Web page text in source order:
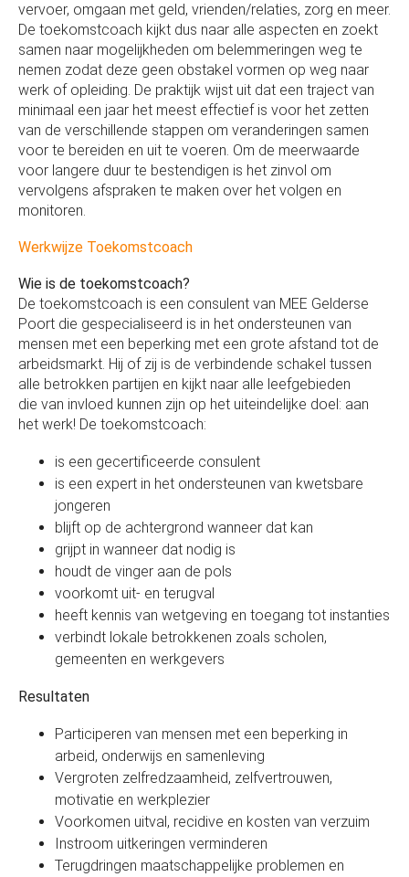
vervoer, omgaan met geld, vrienden/relaties, zorg en meer.
De toekomstcoach kijkt dus naar alle aspecten en zoekt
samen naar mogelijkheden om belemmeringen weg te
nemen zodat deze geen obstakel vormen op weg naar
werk of opleiding. De praktijk wijst uit dat een traject van
minimaal een jaar het meest effectief is voor het zetten
van de verschillende stappen om veranderingen samen
voor te bereiden en uit te voeren. Om de meerwaarde
voor langere duur te bestendigen is het zinvol om
vervolgens afspraken te maken over het volgen en
monitoren.
Werkwijze Toekomstcoach
Wie is de toekomstcoach?
De toekomstcoach is een consulent van MEE Gelderse
Poort die gespecialiseerd is in het ondersteunen van
mensen met een beperking met een grote afstand tot de
arbeidsmarkt. Hij of zij is de verbindende schakel tussen
alle betrokken partijen en kijkt naar alle leefgebieden
die van invloed kunnen zijn op het uiteindelijke doel: aan
het werk! De toekomstcoach:
is een gecertificeerde consulent
is een expert in het ondersteunen van kwetsbare
jongeren
blijft op de achtergrond wanneer dat kan
grijpt in wanneer dat nodig is
houdt de vinger aan de pols
voorkomt uit- en terugval
heeft kennis van wetgeving en toegang tot instanties
verbindt lokale betrokkenen zoals scholen,
gemeenten en werkgevers
Resultaten
Participeren van mensen met een beperking in
arbeid, onderwijs en samenleving
Vergroten zelfredzaamheid, zelfvertrouwen,
motivatie en werkplezier
Voorkomen uitval, recidive en kosten van verzuim
Instroom uitkeringen verminderen
Terugdringen maatschappelijke problemen en